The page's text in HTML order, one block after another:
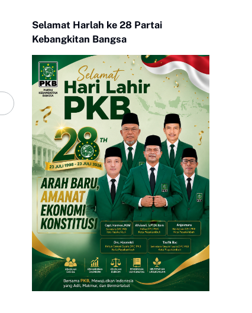
Selamat Harlah ke 28 Partai
Kebangkitan Bangsa